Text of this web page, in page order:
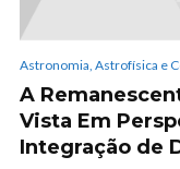
Astronomia, Astrofísica e
A
Vista Em
Integração de